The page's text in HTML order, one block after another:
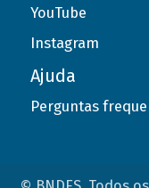
YouTube
Instagram
Ajuda
Perguntas